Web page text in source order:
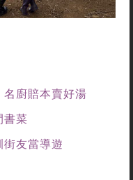
廚賠本賣好湯
書菜
友當導遊